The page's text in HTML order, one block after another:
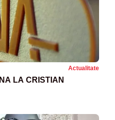
Actualitate
LA CRISTIAN